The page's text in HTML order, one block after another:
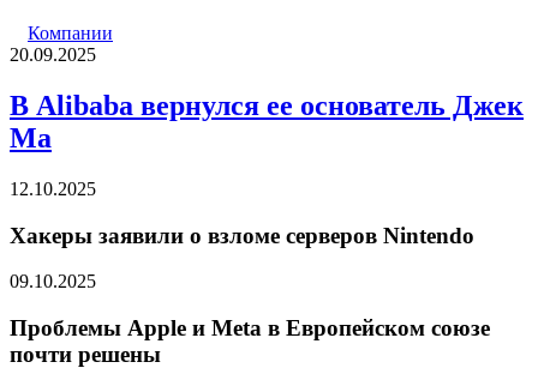
Компании
20.09.2025
В Alibaba вернулся ее основатель Джек
Ма
12.10.2025
Хакеры заявили о взломе серверов Nintendo
09.10.2025
Проблемы Apple и Meta в Европейском союзе
почти решены